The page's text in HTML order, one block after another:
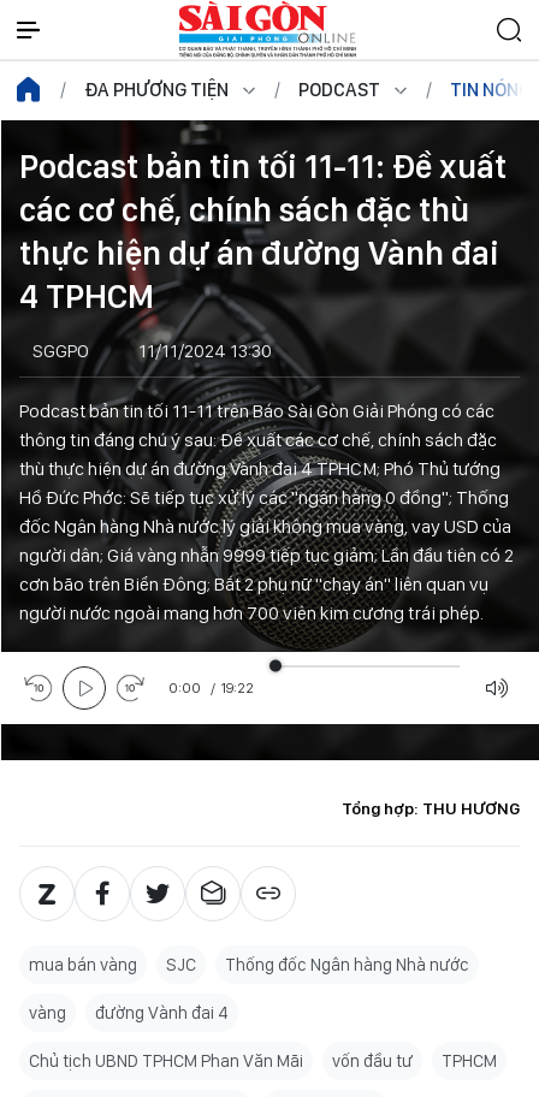
ĐA PHƯƠNG TIỆN PODCAST TIN NÓNG
Podcast bản tin tối 11-11: Đề xuất
các cơ chế, chính sách đặc thù
thực hiện dự án đường Vành đai
4 TPHCM
SGGPO 11/11/2024 13:30
Podcast bản tin tối 11-11 trên Báo Sài Gòn Giải Phóng có các
thông tin đáng chú ý sau: Đề xuất các cơ chế, chính sách đặc
thù thực hiện dự án đường Vành đai 4 TPHCM; Phó Thủ tướng
Hồ Đức Phớc: Sẽ tiếp tục xử lý các "ngân hàng 0 đồng"; Thống
đốc Ngân hàng Nhà nước lý giải không mua vàng, vay USD của
người dân; Giá vàng nhẫn 9999 tiếp tục giảm; Lần đầu tiên có 2
cơn bão trên Biển Đông; Bắt 2 phụ nữ "chạy án" liên quan vụ
người nước ngoài mang hơn 700 viên kim cương trái phép.
0:00 / 19:22
Tổng hợp: THU HƯƠNG
mua bán vàng SJC Thống đốc Ngân hàng Nhà nước
vàng đường Vành đai 4
Chủ tịch UBND TPHCM Phan Văn Mãi vốn đầu tư TPHCM